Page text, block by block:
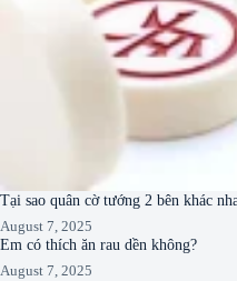
Tại sao quân cờ tướng 2 bên khác
August 7, 2025
Em có thích ăn rau dền không?
August 7, 2025